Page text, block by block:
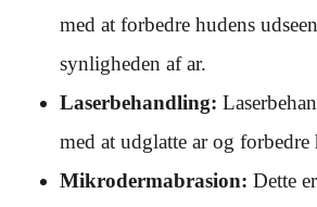
med at forbedre hudens
synligheden af ar.
Laserbehandling:
med at udglatte ar og forbedre
Mikrodermabrasion: Dette